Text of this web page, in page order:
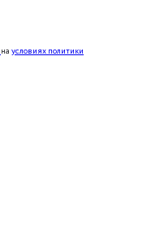
на условиях политики